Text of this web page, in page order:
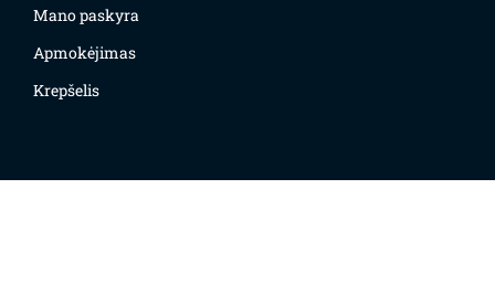
Mano paskyra
Apmokėjimas
Krepšelis